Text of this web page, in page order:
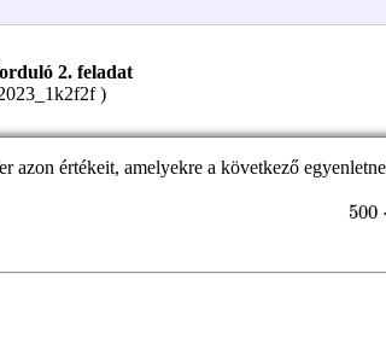
2. feladat
)
azon értékeit, amelyekre a következő
500